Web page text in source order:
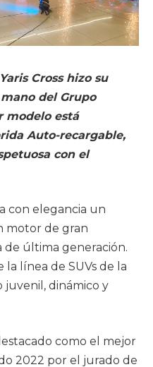
Cross hizo su
del Grupo
modelo está
Auto-recargable,
con el
con elegancia un
motor de gran
última generación.
línea de SUVs de la
juvenil, dinámico y
como el mejor
2022 por el jurado de